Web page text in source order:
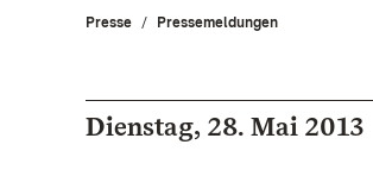
Presse Pressemeldungen
Dienstag, 28. Mai 2013